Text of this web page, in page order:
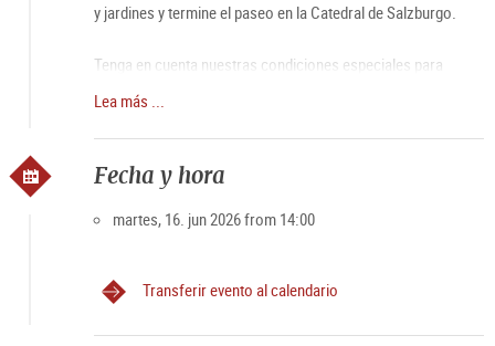
y jardines y termine el paseo en la Catedral de Salzburgo.
Tenga en cuenta nuestras condiciones especiales para
grupos (hasta 25 P. por guía), así como para grupos
• Reserva paragrupos pequeños, familias y visitantes
individuales
• ReservaSummer Special (hasta el 15 de agosto
• Reserva paragrupos max. 25 pers. Visita guiada clásica
Lea más ...
Fecha y hora
martes, 16. jun 2026 from 14:00
Transferir evento al calendario